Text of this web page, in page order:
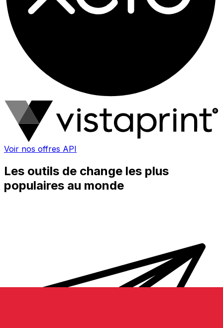
Voir nos offres API
Les outils de change les plus
populaires au monde